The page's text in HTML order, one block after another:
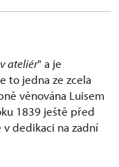
ateliér" a je
to jedna ze zcela
věnována Luisem
1839 ještě před
dedikaci na zadní